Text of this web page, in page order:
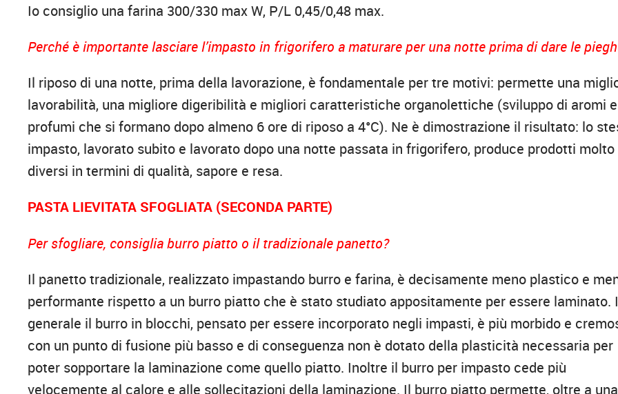
Io consiglio una farina 300/330 max W, P/L 0,45/0,48 max.
Perché è importante lasciare l’impasto in frigorifero a maturare per una notte prima di dare le
Il riposo di una notte, prima della lavorazione, è fondamentale per tre motivi: permette una
lavorabilità, una migliore digeribilità e migliori caratteristiche organolettiche (sviluppo di aromi e
profumi che si formano dopo almeno 6 ore di riposo a 4°C). Ne è dimostrazione il risultato: lo
impasto, lavorato subito e lavorato dopo una notte passata in frigorifero, produce prodotti molto
diversi in termini di qualità, sapore e resa.
PASTA LIEVITATA SFOGLIATA (SECONDA PARTE)
Per sfogliare, consiglia burro piatto o il tradizionale panetto?
Il panetto tradizionale, realizzato impastando burro e farina, è decisamente meno plastico e
performante rispetto a un burro piatto che è stato studiato appositamente per essere laminato.
generale il burro in blocchi, pensato per essere incorporato negli impasti, è più morbido e
con un punto di fusione più basso e di conseguenza non è dotato della plasticità necessaria per
poter sopportare la laminazione come quello piatto. Inoltre il burro per impasto cede più
velocemente al calore e alle sollecitazioni della laminazione. Il burro piatto permette, oltre a una